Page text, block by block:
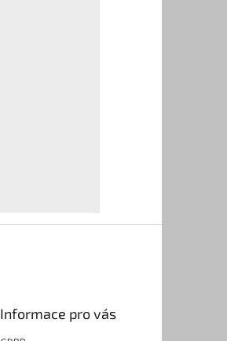
Informace pro vás